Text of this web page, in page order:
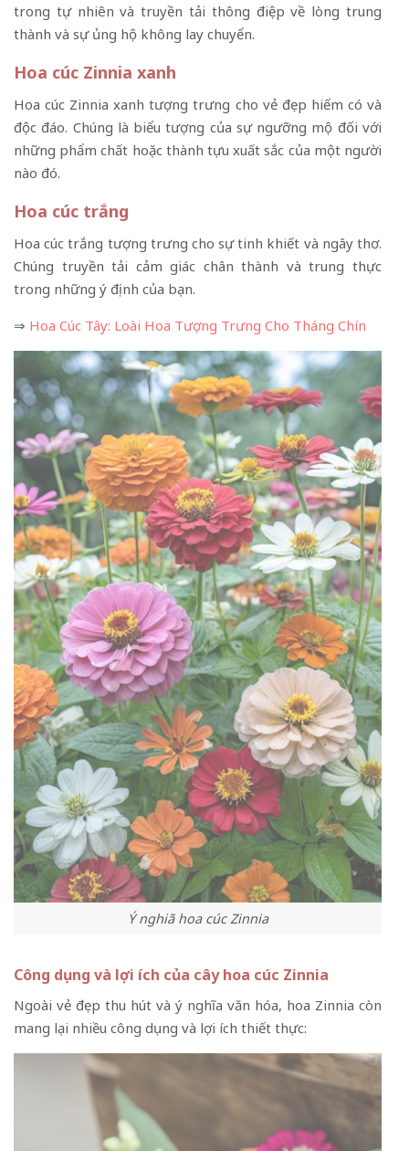
trong tự nhiên và truyền tải thông điệp về lòng trung
thành và sự ủng hộ không lay chuyển.
Hoa cúc Zinnia xanh
Hoa cúc Zinnia xanh tượng trưng cho vẻ đẹp hiếm có và
độc đáo. Chúng là biểu tượng của sự ngưỡng mộ đối với
những phẩm chất hoặc thành tựu xuất sắc của một người
nào đó.
Hoa cúc trắng
Hoa cúc trắng tượng trưng cho sự tinh khiết và ngây thơ.
Chúng truyền tải cảm giác chân thành và trung thực
trong những ý định của bạn.
⇒ Hoa Cúc Tây: Loài Hoa Tượng Trưng Cho Tháng Chín
Ý nghiã hoa cúc Zinnia
Công dụng và lợi ích của cây hoa cúc Zinnia
Ngoài vẻ đẹp thu hút và ý nghĩa văn hóa, hoa Zinnia còn
mang lại nhiều công dụng và lợi ích thiết thực: